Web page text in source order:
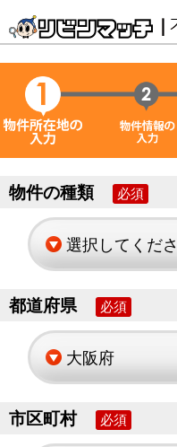
物件の種類 必須
都道府県 必須
市区町村 必須